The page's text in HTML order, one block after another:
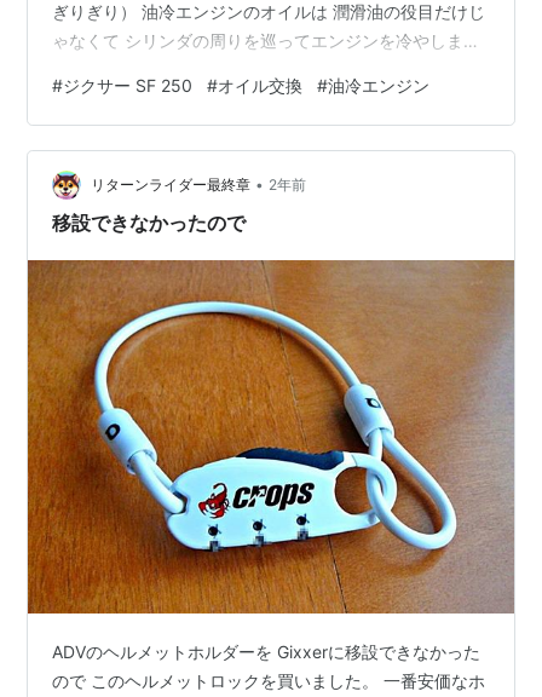
ぎりぎり） 油冷エンジンのオイルは 潤滑油の役目だけじ
ゃなくて シリンダの周りを巡ってエンジンを冷やしま
イルクーラーで冷やされて、オイルパンに戻ります。
Gixxerのエンジンオイルは２役をこなしているので 水冷
エンジンより、劣化＆消耗が早いと想像されます。 さら
に、何故だか・・・ Gixxerのエンジンオイル量はたった
の１．２ℓです。 これだけのオイルで２役を受け持ってる
#ジクサー SF 250 #オイル交換 #油冷エンジン
リターンライダー最終章 • 2年前
移設できなかったので
ADVのヘルメットホルダーを Gixxerに移設できなかった
ので このヘルメットロックを買いました。 一番安価なホ